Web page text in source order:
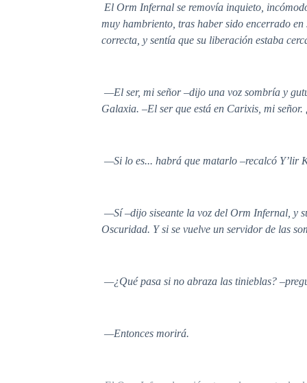
El Orm Infernal se removía inquieto,
muy hambriento, tras haber sido encerrado
correcta, y sentía que su liberación estaba
—El ser, mi señor –dijo una voz sombría y
Galaxia. –El ser que está en Carixis, mi señor.
—Si lo es... habrá que matarlo –recalcó Y’lir
—Sí –dijo siseante la voz del Orm Infernal, y
Oscuridad. Y si se vuelve un servidor de las
—¿Qué pasa si no abraza las tinieblas?
—Entonces morirá.